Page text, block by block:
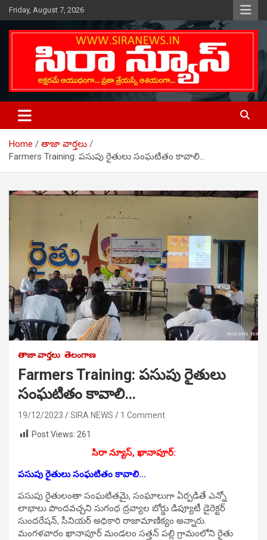
Skip
to
content
Friday, August 7, 2026
SIRA NEWS
Telugu Online News Daily
Home
తాజా వార్తలు
Farmers Training: పసుపు రైతులు సంఘటితం కావాలి…
తాజా వార్తలు తెలంగాణ
Farmers Training: పసుపు రైతులు
సంఘటితం కావాలి…
19/12/2023 SIRA NEWS
1 Comment
Post Views: 261
సిరా న్యూస్, ఖానాపూర్:
పసుపు రైతులు సంఘటితం కావాలి…
పసుపు రైతులంతా సంఘటితమై, సంఘాలుగా ఏర్పడితే ఎన్నో
లాభాలు పొందవచ్చని సుగంధ ద్రవ్యాల బోర్డు డిప్యూటీ డైరెక్టర్
సుందరేషన్, సీనియర్ అధికారి రాజామాణిక్యం అన్నారు.
మంగళవారం ఖానాపూర్ మండలం సత్తన్ పల్లి గ్రామంలోని రైతు